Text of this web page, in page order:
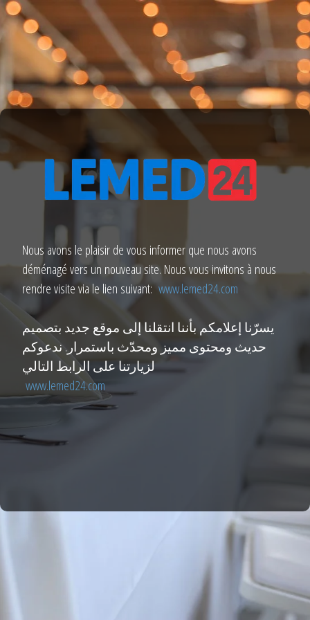
Nous avons le plaisir de vous informer que nous avons
déménagé vers un nouveau site. Nous vous invitons à nous
rendre visite via le lien suivant:www.lemed24.com
يسرّنا إعلامكم بأننا انتقلنا إلى موقع جديد بتصميم
حديث ومحتوى مميز ومحدّث باستمرار. ندعوكم
لزيارتنا على الرابط التالي
www.lemed24.com